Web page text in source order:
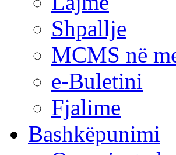
Shpallje
MCMS në
e-Buletini
Fjalime
Bashkëpunimi